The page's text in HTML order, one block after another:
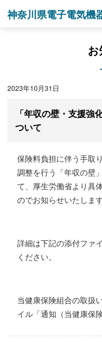
神奈川県電子電気機
2023年10月31日
「年収の壁・支援強
ついて
保険料負担に伴う手取
調整を行う「年収の壁
て、厚生労働省より具
のでお知らせいたします
詳細は下記の添付ファ
ください。
当健康保険組合の取扱
イル「通知（当健康保